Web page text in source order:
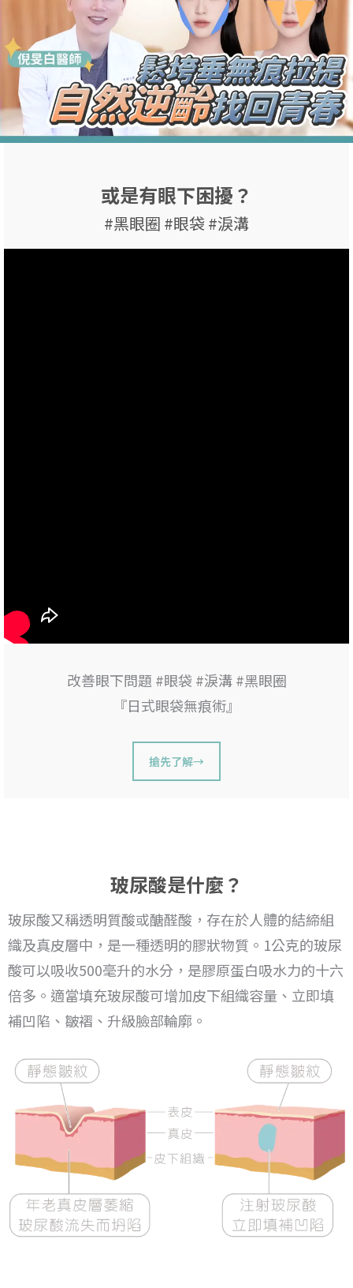
或是有眼下困擾？
#黑眼圈 #眼袋 #淚溝
改善眼下問題 #眼袋 #淚溝 #黑眼圈
『日式眼袋無痕術』
搶先了解→
玻尿酸是什麼？
玻尿酸又稱透明質酸或醣醛酸，存在於人體的結締組
織及真皮層中，是一種透明的膠狀物質。 1公克的玻尿
酸可以吸收500毫升的水分，是膠原蛋白吸水力的十六
倍多。 適當填充玻尿酸可增加皮下組織容量、立即填
補凹陷、皺褶、升級臉部輪廓。